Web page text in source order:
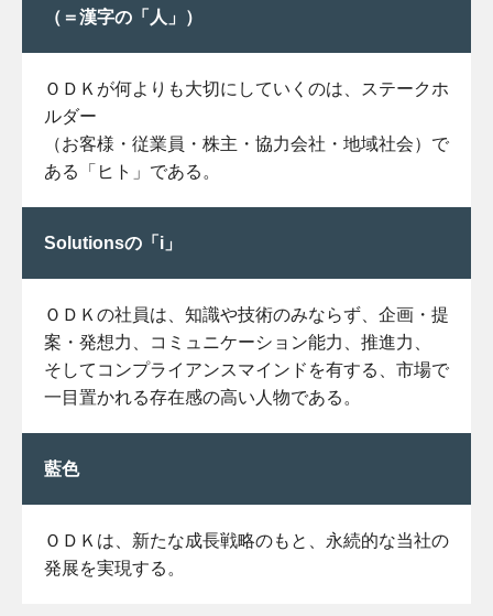
（＝漢字の「人」）
ＯＤＫが何よりも大切にしていくのは、ステークホ
ルダー
（お客様・従業員・株主・協力会社・地域社会）で
ある「ヒト」である。
Solutionsの「i」
ＯＤＫの社員は、知識や技術のみならず、企画・提
案・発想力、コミュニケーション能力、推進力、
そしてコンプライアンスマインドを有する、市場で
一目置かれる存在感の高い人物である。
藍色
ＯＤＫは、新たな成長戦略のもと、永続的な当社の
発展を実現する。